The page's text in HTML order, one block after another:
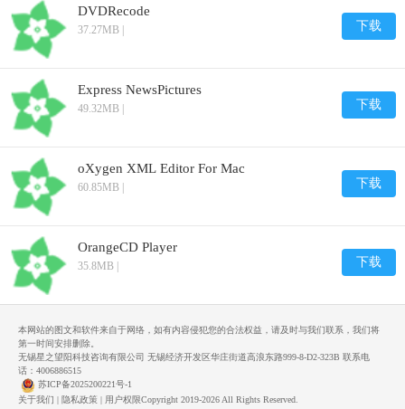
DVDRecode
37.27MB | 下载
Express NewsPictures
49.32MB | 下载
oXygen XML Editor For Mac
60.85MB | 下载
OrangeCD Player
35.8MB | 下载
本网站的图文和软件来自于网络，如有内容侵犯您的合法权益，请及时与我们联系，我们将
第一时间安排删除。
无锡星之望阳科技咨询有限公司 无锡经济开发区华庄街道高浪东路999-8-D2-323B 联系电
话：4006886515
苏ICP备2025200221号-1
关于我们 | 隐私政策 | 用户权限Copyright 2019-2026 All Rights Reserved.